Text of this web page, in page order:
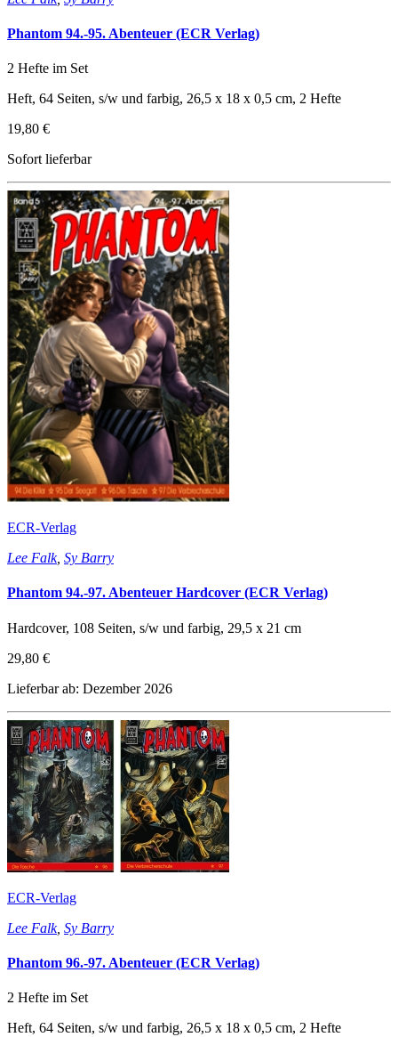
Phantom 94.-95. Abenteuer (ECR Verlag)
2 Hefte im Set
Heft, 64 Seiten, s/w und farbig, 26,5 x 18 x 0,5 cm, 2 Hefte
19,80 €
Sofort lieferbar
ECR-Verlag
Lee Falk, Sy Barry
Phantom 94.-97. Abenteuer Hardcover (ECR Verlag)
Hardcover, 108 Seiten, s/w und farbig, 29,5 x 21 cm
29,80 €
Lieferbar ab: Dezember 2026
ECR-Verlag
Lee Falk, Sy Barry
Phantom 96.-97. Abenteuer (ECR Verlag)
2 Hefte im Set
Heft, 64 Seiten, s/w und farbig, 26,5 x 18 x 0,5 cm, 2 Hefte